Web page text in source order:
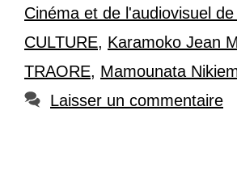
Cinéma et de l'audiovisuel
CULTURE, Karamoko Jean
TRAORE, Mamounata
Laisser un commentaire